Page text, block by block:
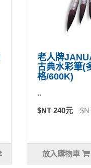
老人牌
古典水彩筆(
格/600K)
..
$NT 240元
放入購物車